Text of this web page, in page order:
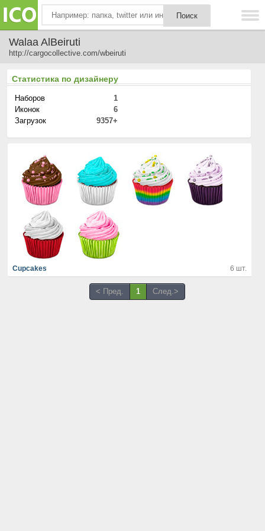
Walaa AlBeiruti
http://cargocollective.com/wbeiruti
Статистика по дизайнеру
Наборов
1
Иконок
6
Загрузок
9357+
Cupcakes 6 шт.
< Пред. 1 След.>